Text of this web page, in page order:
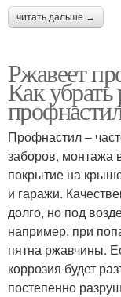
читать дальше →
Ржавеет
Как
Профнастил –
заборов, монтажа
покрытие на
и гаражи.
долго, но под
например, при
пятна ржавчины.
коррозия будет
постепенно